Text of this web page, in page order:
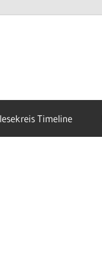
Timeline